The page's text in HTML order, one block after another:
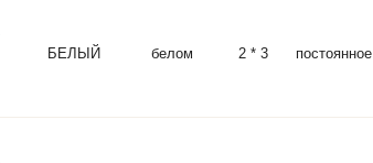
БЕЛЫЙ белом 2 * 3 постоянное